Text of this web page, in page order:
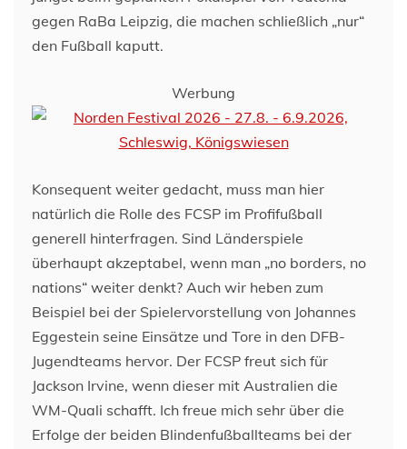
gegen RaBa Leipzig, die machen schließlich „nur“
den Fußball kaputt.
Werbung
Konsequent weiter gedacht, muss man hier
natürlich die Rolle des FCSP im Profifußball
generell hinterfragen. Sind Länderspiele
überhaupt akzeptabel, wenn man „no borders, no
nations“ weiter denkt? Auch wir heben zum
Beispiel bei der Spielervorstellung von Johannes
Eggestein seine Einsätze und Tore in den DFB-
Jugendteams hervor. Der FCSP freut sich für
Jackson Irvine, wenn dieser mit Australien die
WM-Quali schafft. Ich freue mich sehr über die
Erfolge der beiden Blindenfußballteams bei der